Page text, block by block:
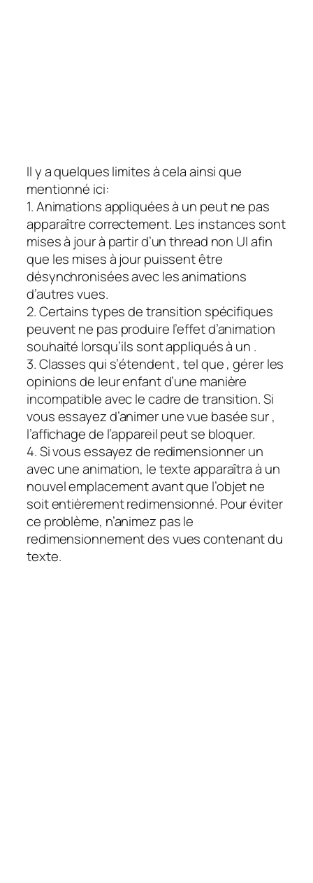
Il y a quelques limites à cela ainsi que
mentionné ici:
1. Animations appliquées à un peut ne pas
apparaître correctement. Les instances sont
mises à jour à partir d’un thread non UI afin
que les mises à jour puissent être
désynchronisées avec les animations
d’autres vues.
2. Certains types de transition spécifiques
peuvent ne pas produire l’effet d’animation
souhaité lorsqu’ils sont appliqués à un .
3. Classes qui s’étendent, tel que, gérer les
opinions de leur enfant d’une manière
incompatible avec le cadre de transition. Si
vous essayez d’animer une vue basée sur,
l’affichage de l’appareil peut se bloquer.
4. Si vous essayez de redimensionner un
avec une animation, le texte apparaîtra à un
nouvel emplacement avant que l’objet ne
soit entièrement redimensionné. Pour éviter
ce problème, n’animez pas le
redimensionnement des vues contenant du
texte.